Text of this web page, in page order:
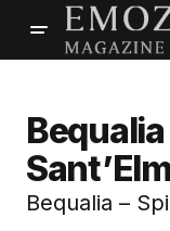
Bequalia –